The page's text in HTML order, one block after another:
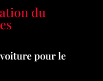
du
pour le